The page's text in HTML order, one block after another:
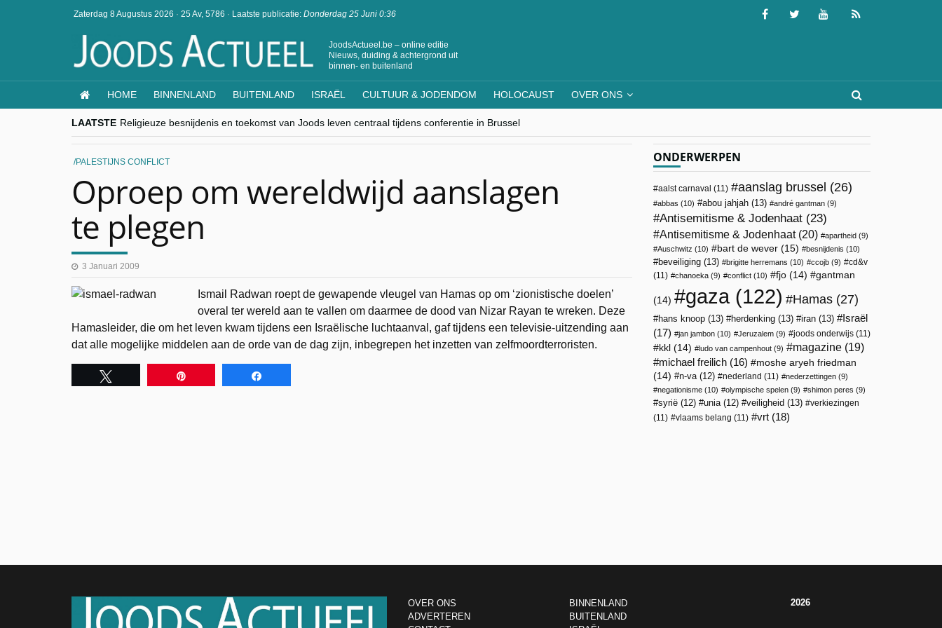
Zaterdag 8 Augustus 2026 · 25 Av, 5786 · Laatste publicatie: Donderdag 25 Juni 0:36
JoodsActueel.be – online editie
Nieuws, duiding & achtergrond uit
binnen- en buitenland
HOME BINNENLAND BUITENLAND ISRAËL CULTUUR & JODENDOM HOLOCAUST OVER ONS
LAATSTE Religieuze besnijdenis en toekomst van Joods leven centraal tijdens conferentie in Brussel
“Besnijdenisdebat toont hoe moeilijk seculiere Westen minderheden begrijpt”, Jinnih Beels (Vooruit)
CITYTRIP | ROEMENIË – Boekarest: de verrassing van Oost-Europa
“Vandaag zit elke Jood in België op de beklaagdenbank”
PALESTIJNS CONFLICT
Oproep om wereldwijd aanslagen
te plegen
3 Januari 2009
Ismail Radwan roept de gewapende vleugel van Hamas op om ‘zionistische doelen’
overal ter wereld aan te vallen om daarmee de dood van Nizar Rayan te wreken. Deze
Hamasleider, die om het leven kwam tijdens een Israëlische luchtaanval, gaf tijdens een televisie-uitzending aan
dat alle mogelijke middelen aan de orde van de dag zijn, inbegrepen het inzetten van zelfmoordterroristen.
ONDERWERPEN
aalst carnaval (11) aanslag brussel (26)
abbas (10) abou jahjah (13) andré gantman (9)
Antisemitisme & Jodenhaat (23)
Antisemitisme & Jodenhaat(20) apartheid (9)
Auschwitz (10) bart de wever (15) besnijdenis (10)
beveiliging (13) brigitte herremans (10) ccojb (9)
cd&v
(11)
chanoeka (9) conflict (10) fjo (14) gantman
(14) gaza(122) Hamas (27)
hans knoop (13) herdenking (13) iran (13)
Israël
(17)
jan jambon (10) Jeruzalem (9) joods onderwijs (11)
kkl (14) ludo van campenhout (9) magazine (19)
michael freilich (16)
moshe aryeh friedman
(14)
n-va(12) nederland (11) nederzettingen (9)
negationisme (10) olympische spelen (9) shimon peres (9)
syrië (12) unia(12) veiligheid (13)
verkiezingen
(11)
vlaams belang (11) vrt (18)
OVER ONS
ADVERTEREN
BINNENLAND
BUITENLAND
2026